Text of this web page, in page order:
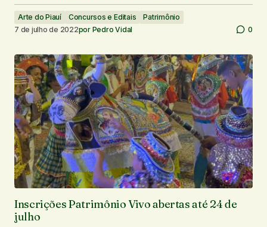
Arte do Piauí Concursos e Editais
Patrimônio
7 de julho de 2022por Pedro Vidal 0
Inscrições Patrimônio Vivo abertas até 24 de
julho